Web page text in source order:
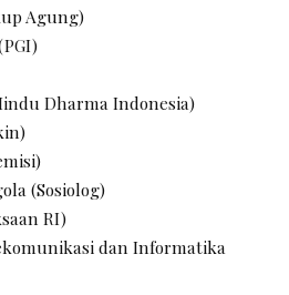
Agung)
Dharma Indonesia)
(Sosiolog)
RI)
dan Informatika